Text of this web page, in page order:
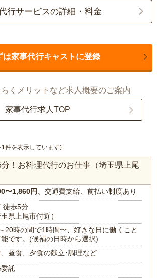
行サービスの詳細・料金
は家事代行キャストに登録
くメリットなど求人概要のご案内
家事代行求人TOP
1件を表示しています)
！お料理代行のお仕事（埼玉県上尾
〜1,860円 、交通費支給、前払い制度あり
徒歩5分
玉県上尾市付近）
20時の間で1時間〜、好きな日に働くこと
です。(候補の日時から選択)
昼食、夕食の献立･調理など
託